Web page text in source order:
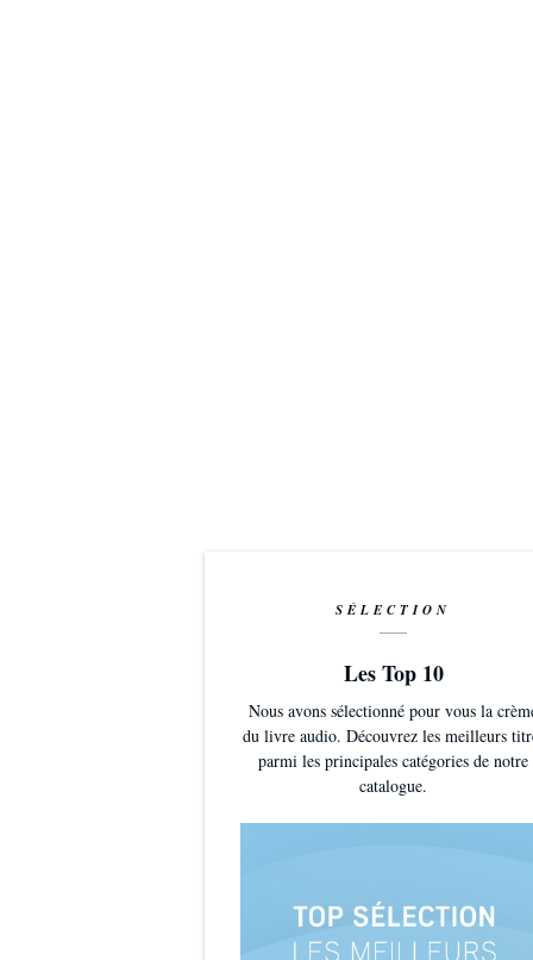
SÉLECTION
Les Top 10
Nous avons sélectionné pour vous la
du livre audio. Découvrez les meilleurs
parmi les principales catégories de notre
catalogue.